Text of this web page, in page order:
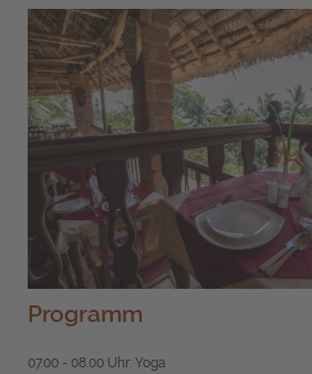
Programm
07.00 - 08.00 Uhr: Yoga